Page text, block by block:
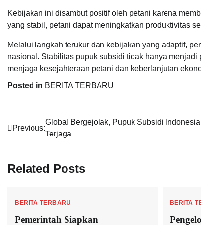
Kebijakan ini disambut positif oleh petani karena
yang stabil, petani dapat meningkatkan produktivitas
Melalui langkah terukur dan kebijakan yang adaptif,
nasional. Stabilitas pupuk subsidi tidak hanya
menjaga kesejahteraan petani dan keberlanjutan
Posted in BERITA TERBARU
Navigasi
Previous:
Global Bergejolak, Pupuk Subsidi Indonesia
Terjaga
Related Posts
BERITA TERBARU
Pemerintah Siapkan
BERITA